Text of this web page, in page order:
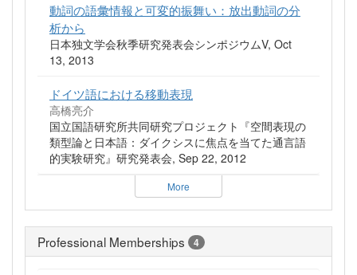
動詞の語彙情報と可変的振舞い：放出動詞の分
析から
日本独文学会秋季研究発表会シンポジウムV, Oct
13, 2013
ドイツ語における移動表現
高橋亮介
国立国語研究所共同研究プロジェクト『空間表現の
類型論と日本語：ダイクシスに焦点を当てた通言語
的実験研究』研究発表会, Sep 22, 2012
More
Professional Memberships 4